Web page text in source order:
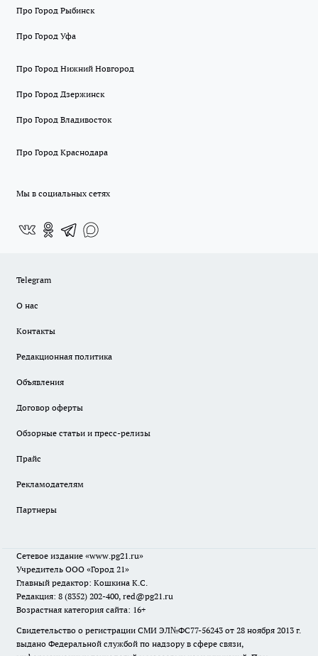
Про Город Рыбинск
Про Город Уфа
Про Город Нижний Новгород
Про Город Дзержинск
Про Город Владивосток
Про Город Краснодара
Мы в социальных сетях
Telegram
О нас
Контакты
Редакционная политика
Объявления
Договор оферты
Обзорные статьи и пресс-релизы
Прайс
Рекламодателям
Партнеры
Сетевое издание «www.pg21.ru»
Учредитель ООО «Город 21»
Главный редактор: Кошкина К.С.
Редакция: 8 (8352) 202-400, red@pg21.ru
Возрастная категория сайта: 16+
Свидетельство о регистрации СМИ ЭЛ№ФС77-56243 от 28 ноября 2013 г.
выдано Федеральной службой по надзору в сфере связи,